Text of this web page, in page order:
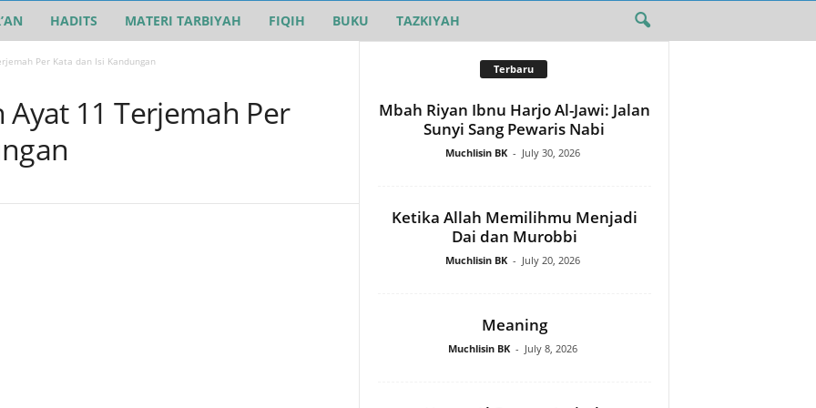
HADITS MATERI TARBIYAH FIQIH BUKU TAZKIYAH
Per Kata dan Isi Kandungan
11 Terjemah Per
Terbaru
Mbah Riyan Ibnu Harjo Al-Jawi: Jalan
Sunyi Sang Pewaris Nabi
Muchlisin BK - July 30, 2026
Ketika Allah Memilihmu Menjadi
Dai dan Murobbi
Muchlisin BK - July 20, 2026
Meaning
Muchlisin BK - July 8, 2026